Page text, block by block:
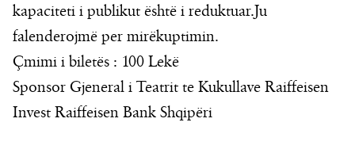
kapaciteti i publikut është i reduktuar.Ju
falenderojmë per mirëkuptimin.
Çmimi i biletës : 100 Lekë
Sponsor Gjeneral i Teatrit te Kukullave Raiffeisen
Invest Raiffeisen Bank Shqipëri